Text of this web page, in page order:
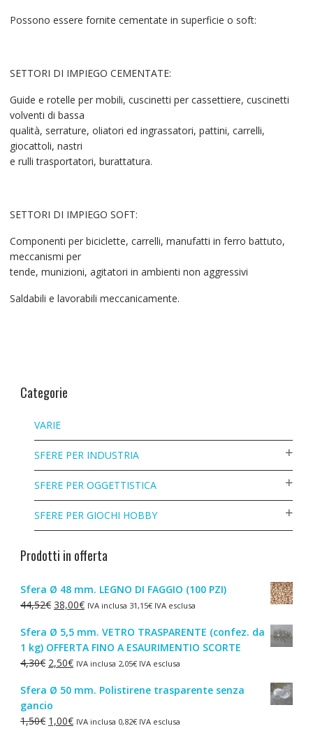
Possono essere fornite cementate in superficie o soft:
SETTORI DI IMPIEGO CEMENTATE:
Guide e rotelle per mobili, cuscinetti per cassettiere, cuscinetti
volventi di bassa
qualità, serrature, oliatori ed ingrassatori, pattini, carrelli,
giocattoli, nastri
e rulli trasportatori, burattatura.
SETTORI DI IMPIEGO SOFT:
Componenti per biciclette, carrelli, manufatti in ferro battuto,
meccanismi per
tende, munizioni, agitatori in ambienti non aggressivi
Saldabili e lavorabili meccanicamente.
Categorie
VARIE
SFERE PER INDUSTRIA
SFERE PER OGGETTISTICA
SFERE PER GIOCHI HOBBY
Prodotti in offerta
Sfera Ø 48 mm. LEGNO DI FAGGIO (100 PZI)
44,52€ Il
originale
era:
44,52€.
38,00€Il
attuale
è:
38,00€.
IVA inclusa 31,15€IVA esclusa
Sfera Ø 5,5 mm. VETRO TRASPARENTE (confez. da
1 kg) OFFERTA FINO A ESAURIMENTIO SCORTE
4,30€ Il
originale
era:
4,30€.
2,50€Il
attuale
2,50€.
IVA inclusa 2,05€IVA esclusa
Sfera Ø 50 mm. Polistirene trasparente senza
gancio
1,50€ Il1,00€IlIVA inclusa 0,82€IVA esclusa